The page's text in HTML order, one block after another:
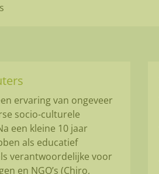
ervaring van ongeveer
socio-culturele
een kleine 10 jaar
als educatief
verantwoordelijke voor
en NGO’s (Chiro,